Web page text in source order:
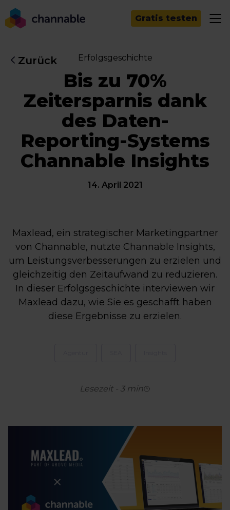
Gratis testen
Zurück Erfolgsgeschichte
Bis zu 70%
Zeitersparnis dank
des Daten-
Reporting-Systems
Channable Insights
14. April 2021
Maxlead, ein strategischer Marketingpartner
von Channable, nutzte Channable Insights,
um Leistungsverbesserungen zu erzielen und
gleichzeitig den Zeitaufwand zu reduzieren.
In dieser Erfolgsgeschichte interviewen wir
Maxlead dazu, wie Sie es geschafft haben
diese Ergebnisse zu erzielen.
Lesezeit - 3min